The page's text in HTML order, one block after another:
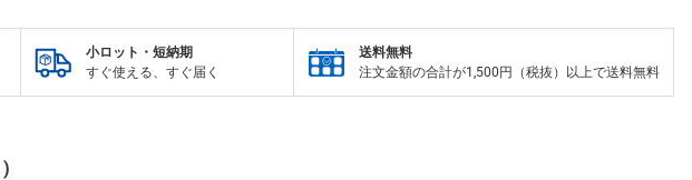
小ロット・短納期
すぐ使える、すぐ届く
送料無料
注文金額の合計が1,500円（税抜）以上で送料無料
)